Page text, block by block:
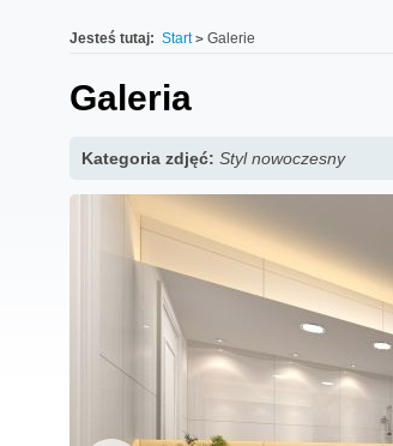
Jesteś tutaj: Start Galerie
Galeria
Kategoria zdjęć: Styl nowoczesny